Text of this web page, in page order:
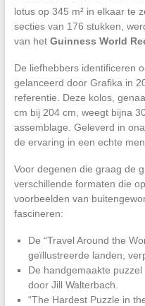
lotus op 345 m² in elkaar te
secties van 176 stukken,
van het Guinness World
De liefhebbers identificeren
gelanceerd door Grafika in
referentie. Deze kolos,
cm bij 204 cm, weegt bijna
assemblage. Geleverd in
de ervaring in een echte
Voor degenen die graag de
verschillende formaten die
voorbeelden van
fascineren:
De “Travel Around the
geïllustreerde landen,
De handgemaakte puzzel
door Jill Walterbach.
“The Hardest Puzzle in